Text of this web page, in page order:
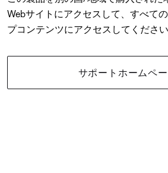
Webサイトにアクセスして、すべて
プコンテンツにアクセスしてください
サポートホームペ